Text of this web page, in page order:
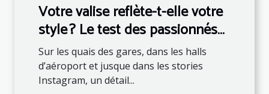
Votre valise reflète-t-elle votre
style ? Le test des passionnés
de mode
Sur les quais des gares, dans les halls
d’aéroport et jusque dans les stories
Instagram, un détail...